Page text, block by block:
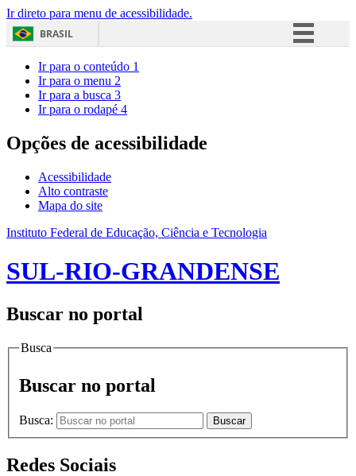
Ir direto para menu de acessibilidade.
BRASIL
Acesso à informação
Ir para o conteúdo 1
Ir para o menu 2
Ir para a busca 3
Ir para o rodapé 4
Opções de acessibilidade
Acessibilidade
Alto contraste
Mapa do site
Instituto Federal de Educação, Ciência e Tecnologia
SUL-RIO-GRANDENSE
Buscar no portal
Busca
Buscar no portal
Busca: Buscar
Redes Sociais